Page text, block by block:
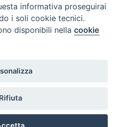
Sepolcro 3 - Milano
informativa proseguirai
i soli cookie tecnici.
disponibili nellacookie
Rifiuta